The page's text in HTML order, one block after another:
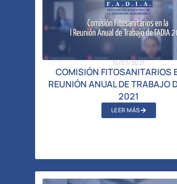
15/07/2021
COMISIÓN FITOSANITARIOS
REUNIÓN ANUAL DE TRABAJO
2021
LEER MÁS